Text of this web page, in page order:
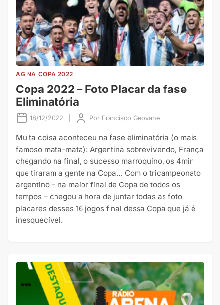
AG NA COPA 2022
Copa 2022 – Foto Placar da fase
Eliminatória
18/12/2022 Por Francisco Geovane
Muita coisa aconteceu na fase eliminatória (o mais
famoso mata-mata): Argentina sobrevivendo, França
chegando na final, o sucesso marroquino, os 4min
que tiraram a gente na Copa… Com o tricampeonato
argentino – na maior final de Copa de todos os
tempos – chegou a hora de juntar todas as foto
placares desses 16 jogos final dessa Copa que já é
inesquecível.